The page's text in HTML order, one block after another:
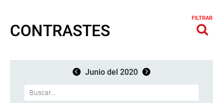
CONTRASTES
FILTRAR
Junio del 2020